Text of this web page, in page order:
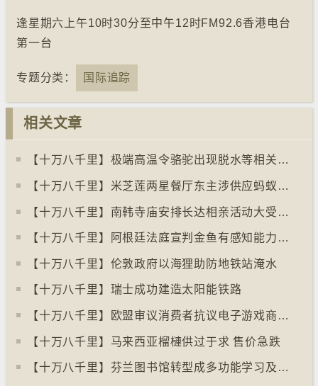
逢星期六上午10时30分至中午12时FM92.6香港电台
第一台
专题分类： 国际追踪
相关文章
【十万八千里】极端高温令骆驼出现脱水等相关疾病
【十万八千里】米芝莲两星餐厅东主涉供应蚂蚁菜式 检方求囚一年
【十万八千里】南韩寺庙安排长达相亲活动大受欢迎
【十万八千里】阿根廷法庭宣判金鱼有感知能力须从寿司店移走
【十万八千里】伦敦政府以海狸助防地铁站淹水
【十万八千里】瑞士成功建造太阳能铁路
【十万八千里】欧盟审议消费者抗议电子游戏商关闭伺服器
【十万八千里】马来西亚榴槤供过于求 售价急跌
【十万八千里】芬兰图书馆转型成多功能学习及娱乐中心